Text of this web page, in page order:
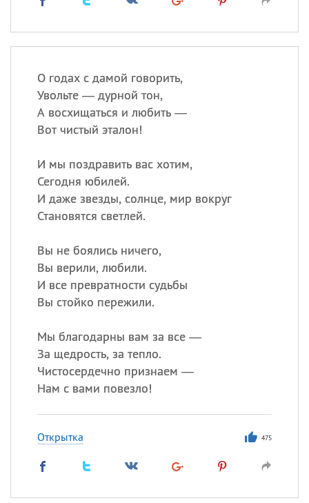
О годах с дамой говорить,
Увольте — дурной тон,
А восхищаться и любить —
Вот чистый эталон!
И мы поздравить вас хотим,
Сегодня юбилей.
И даже звезды, солнце, мир вокруг
Становятся светлей.
Вы не боялись ничего,
Вы верили, любили.
И все превратности судьбы
Вы стойко пережили.
Мы благодарны вам за все —
За щедрость, за тепло.
Чистосердечно признаем —
Нам с вами повезло!
Открытка 475